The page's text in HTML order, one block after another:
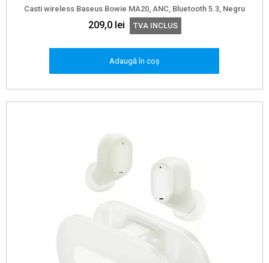
Casti wireless Baseus Bowie MA20, ANC, Bluetooth 5.3, Negru
209,0 lei TVA INCLUS
Adaugă în coș